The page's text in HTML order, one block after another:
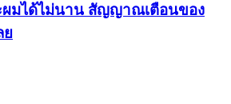
ผมได้ไม่นาน สัญญาณเตือนของ
ย